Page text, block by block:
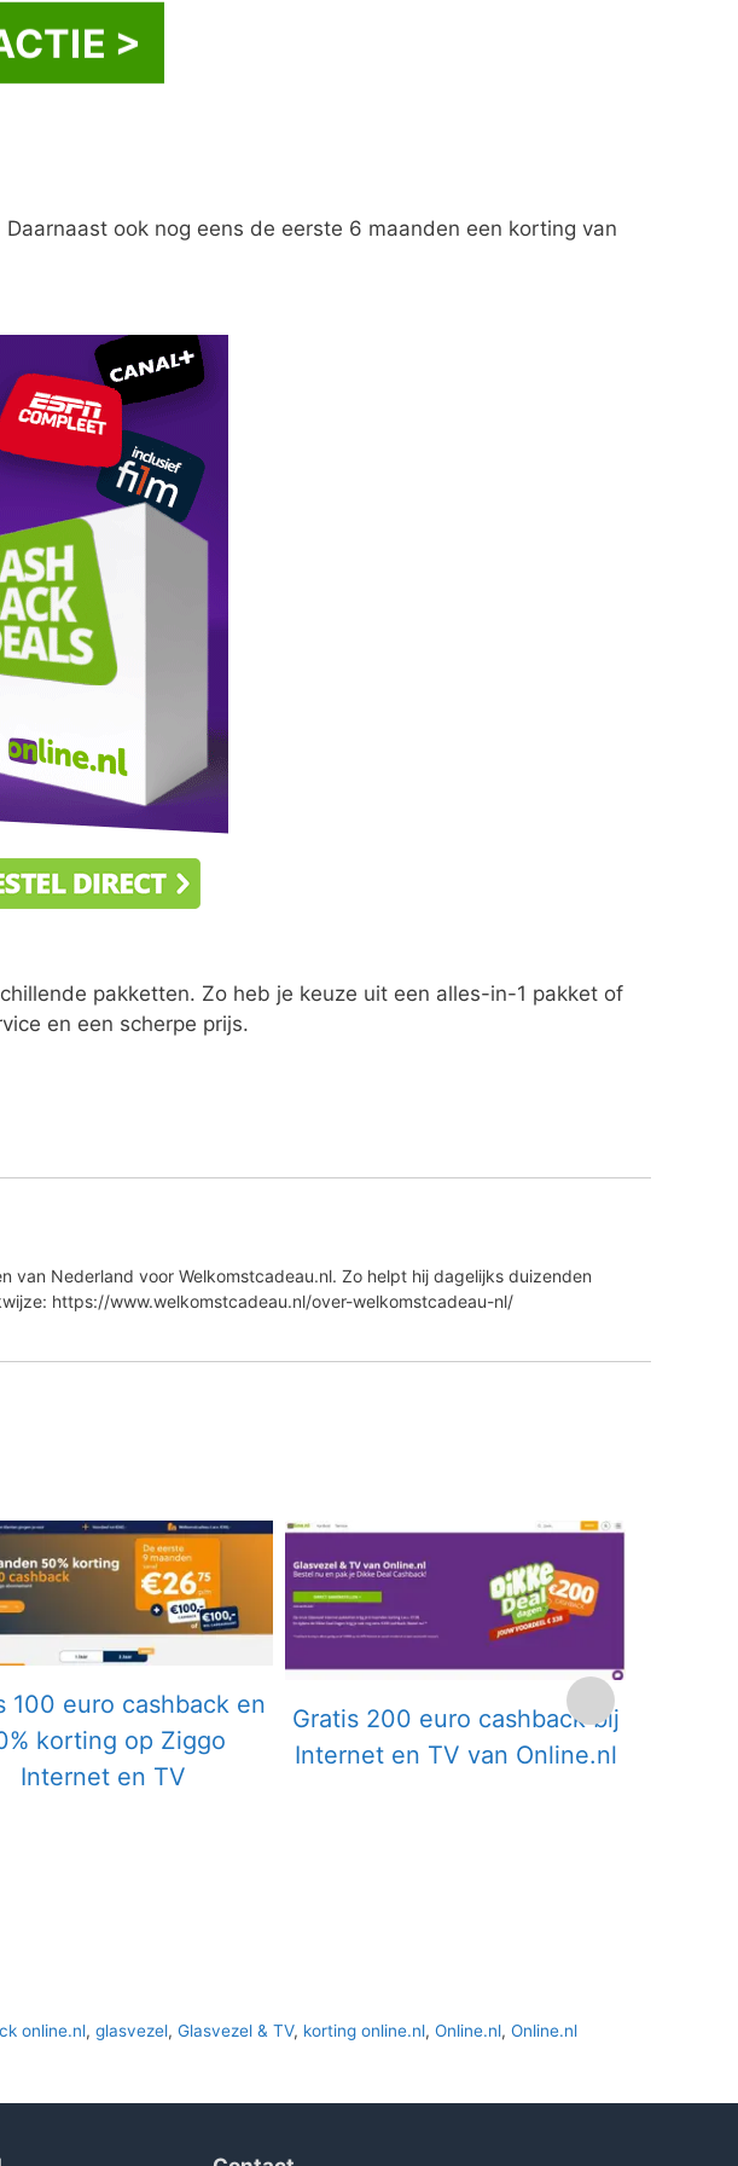
>
Daarnaast ook nog eens de eerste 6 maanden een korting van
pakketten. Zo heb je keuze uit een alles-in-1 pakket of
en een scherpe prijs.
Nederland voor Welkomstcadeau.nl. Zo helpt hij dagelijks duizenden
https://www.welkomstcadeau.nl/over-welkomstcadeau-nl/
100 euro cashback en
korting op Ziggo
Internet en TV
Gratis 200 euro cashback bij
Internet en TV van Online.nl
online.nl, glasvezel, Glasvezel & TV, korting online.nl, Online.nl, Online.nl